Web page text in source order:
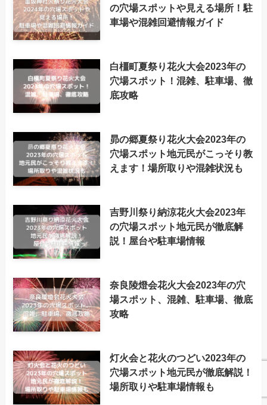
の穴場スポットや見える場所！駐
車場や混雑回避情報ガイド
白橿町夏祭り花火大会2023年の
穴場スポット！混雑、駐車場、徹
底攻略
昴の郷夏祭り花火大会2023年の
穴場スポット地元民がこっそり教
えます！場所取りや混雑状況も
吉野川祭り納涼花火大会2023年
の穴場スポット地元民が徹底解
説！屋台や駐車場情報
奈良陵燈会花火大会2023年の穴
場スポット、混雑、駐車場、徹底
攻略
灯火会と花火のつどい2023年の
穴場スポット地元民が徹底解説！
場所取りや駐車場情報も